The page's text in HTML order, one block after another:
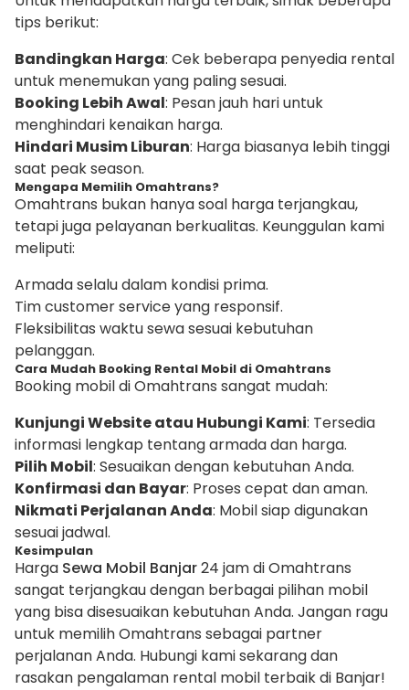
tips berikut:
Bandingkan Harga: Cek beberapa penyedia rental
untuk menemukan yang paling sesuai.
Booking Lebih Awal: Pesan jauh hari untuk
menghindari kenaikan harga.
Hindari Musim Liburan: Harga biasanya lebih tinggi
saat peak season.
Mengapa Memilih Omahtrans?
Omahtrans bukan hanya soal harga terjangkau,
tetapi juga pelayanan berkualitas. Keunggulan kami
meliputi:
Armada selalu dalam kondisi prima.
Tim customer service yang responsif.
Fleksibilitas waktu sewa sesuai kebutuhan
pelanggan.
Cara Mudah Booking Rental Mobil di Omahtrans
Booking mobil di Omahtrans sangat mudah:
Kunjungi Website atau Hubungi Kami: Tersedia
informasi lengkap tentang armada dan harga.
Pilih Mobil: Sesuaikan dengan kebutuhan Anda.
Konfirmasi dan Bayar: Proses cepat dan aman.
Nikmati Perjalanan Anda: Mobil siap digunakan
sesuai jadwal.
Kesimpulan
Harga Sewa Mobil Banjar24 jam di Omahtrans
sangat terjangkau dengan berbagai pilihan mobil
yang bisa disesuaikan kebutuhan Anda. Jangan ragu
untuk memilih Omahtrans sebagai partner
perjalanan Anda. Hubungi kami sekarang dan
rasakan pengalaman rental mobil terbaik di Banjar!